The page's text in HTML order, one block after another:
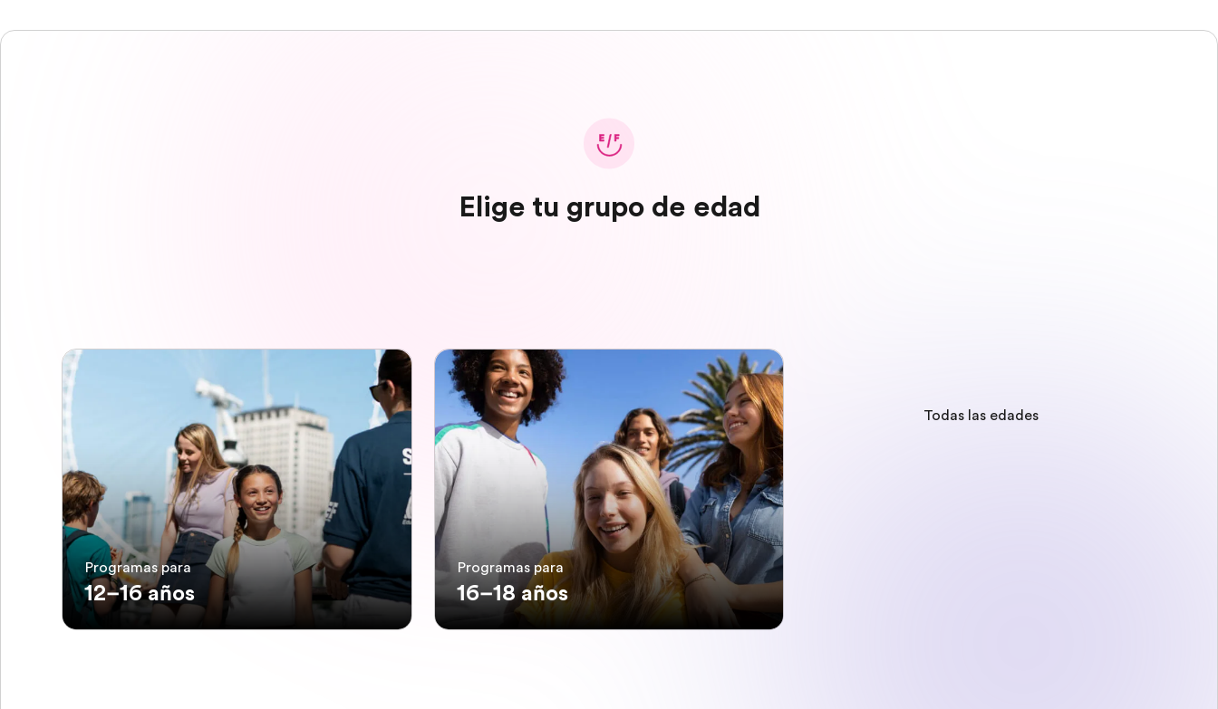
Elige tu grupo de edad
Programas para
12–16 años
Programas para
16–18 años
Todas las edades